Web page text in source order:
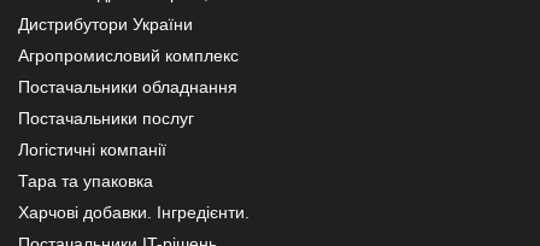
Дистрибутори України
Агропромисловий комплекс
Постачальники обладнання
Постачальники послуг
Логістичні компанії
Тара та упаковка
Харчові добавки. Інгредієнти.